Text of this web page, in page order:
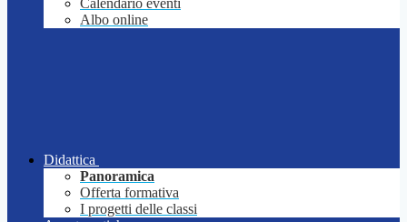
Calendario eventi
Albo online
Didattica
Panoramica
Offerta formativa
I progetti delle classi